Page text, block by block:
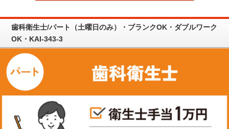
歯科衛生士/パート（土曜日のみ）・ブランクOK・ダブルワーク
OK・KAI-343-3